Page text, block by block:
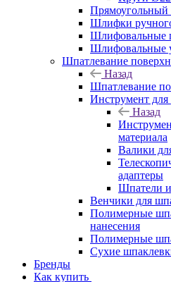
Шлифки
Шлифовальные
Шлифовальные
Шпатлевание
Назад
Шпатлевание
Инструмент для
Назад
материала
Валики
адаптеры
Шпатели
Венчики для
Полимерные
нанесения
Полимерные
Сухие
Бренды
Как купить